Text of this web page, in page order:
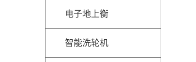
电子地上衡
智能洗轮机